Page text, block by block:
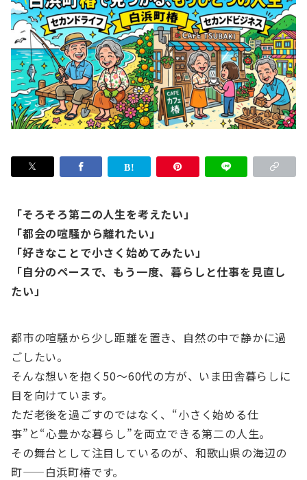
「そろそろ第二の人生を考えたい」
「都会の喧騒から離れたい」
「好きなことで小さく始めてみたい」
「自分のペースで、もう一度、暮らしと仕事を見直し
たい」
都市の喧騒から少し距離を置き、自然の中で静かに過
ごしたい。
そんな想いを抱く50〜60代の方が、いま田舎暮らしに
目を向けています。
ただ老後を過ごすのではなく、“小さく始める仕
事”と“心豊かな暮らし”を両立できる第二の人生。
その舞台として注目しているのが、和歌山県の海辺の
町——白浜町椿です。